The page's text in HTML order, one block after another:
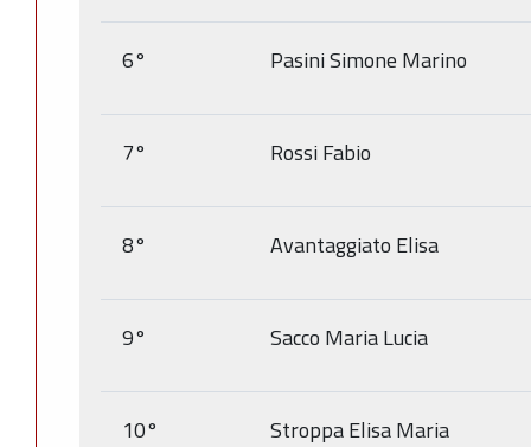
6° Pasini Simone Marino
7° Rossi Fabio
8° Avantaggiato Elisa
9° Sacco Maria Lucia
10° Stroppa Elisa Maria